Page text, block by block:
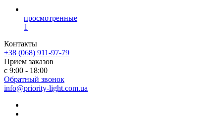
просмотренные
1
Контакты
+38 (068) 911-97-79
Прием заказов
с 9:00 - 18:00
Обратный звонок
info@priority-light.com.ua